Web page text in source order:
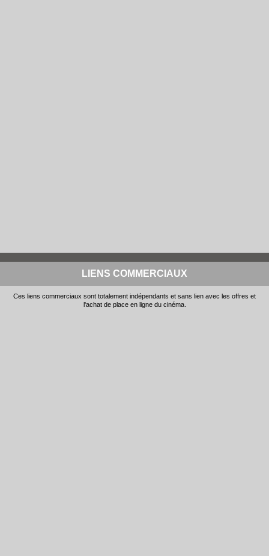
LIENS COMMERCIAUX
Ces liens commerciaux sont totalement indépendants et sans lien avec les offres et
l'achat de place en ligne du cinéma.